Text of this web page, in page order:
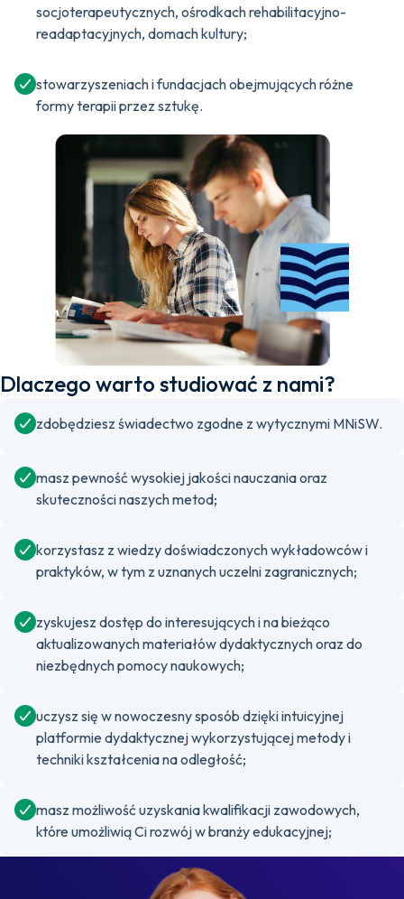
socjoterapeutycznych, ośrodkach rehabilitacyjno-
readaptacyjnych, domach kultury;
stowarzyszeniach i fundacjach obejmujących różne
formy terapii przez sztukę.
Dlaczego warto studiować z nami?
zdobędziesz świadectwo zgodne z wytycznymi MNiSW.
masz pewność wysokiej jakości nauczania oraz
skuteczności naszych metod;
korzystasz z wiedzy doświadczonych wykładowców i
praktyków, w tym z uznanych uczelni zagranicznych;
zyskujesz dostęp do interesujących i na bieżąco
aktualizowanych materiałów dydaktycznych oraz do
niezbędnych pomocy naukowych;
uczysz się w nowoczesny sposób dzięki intuicyjnej
platformie dydaktycznej wykorzystującej metody i
techniki kształcenia na odległość;
masz możliwość uzyskania kwalifikacji zawodowych,
które umożliwią Ci rozwój w branży edukacyjnej;